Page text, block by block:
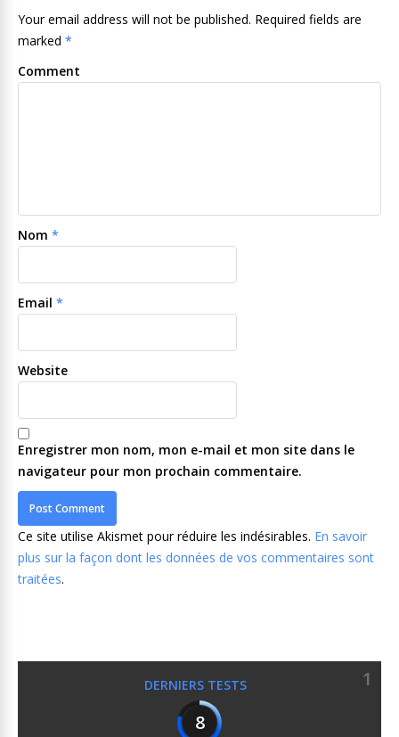
Your email address will not be published. Required fields are
marked *
Comment
Nom *
Email *
Website
Enregistrer mon nom, mon e-mail et mon site dans le
navigateur pour mon prochain commentaire.
Ce site utilise Akismet pour réduire les indésirables. En savoir
plus sur la façon dont les données de vos commentaires sont
traitées.
DERNIERS TESTS
1
8